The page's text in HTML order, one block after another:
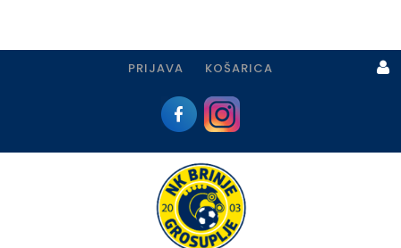
PRIJAVA KOŠARICA
Prijava
Registracija